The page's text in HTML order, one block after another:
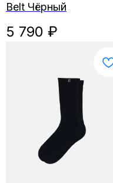
Belt Чёрный
5 790 ₽